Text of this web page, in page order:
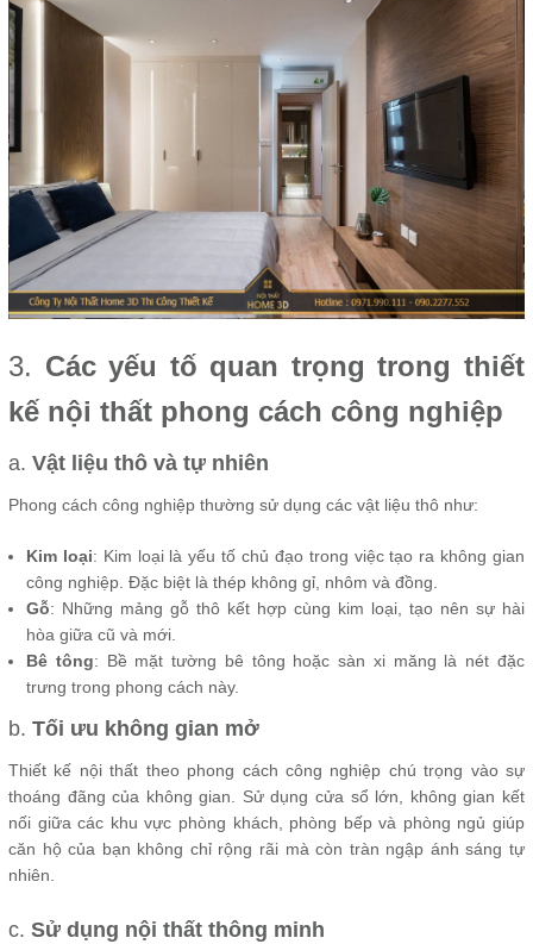
3. Các yếu tố quan trọng trong thiết
kế nội thất phong cách công nghiệp
a. Vật liệu thô và tự nhiên
Phong cách công nghiệp thường sử dụng các vật liệu thô như:
Kim loại: Kim loại là yếu tố chủ đạo trong việc tạo ra không gian
công nghiệp. Đặc biệt là thép không gỉ, nhôm và đồng.
Gỗ: Những mảng gỗ thô kết hợp cùng kim loại, tạo nên sự hài
hòa giữa cũ và mới.
Bê tông: Bề mặt tường bê tông hoặc sàn xi măng là nét đặc
trưng trong phong cách này.
b. Tối ưu không gian mở
Thiết kế nội thất theo phong cách công nghiệp chú trọng vào sự
thoáng đãng của không gian. Sử dụng cửa sổ lớn, không gian kết
nối giữa các khu vực phòng khách, phòng bếp và phòng ngủ giúp
căn hộ của bạn không chỉ rộng rãi mà còn tràn ngập ánh sáng tự
nhiên.
c. Sử dụng nội thất thông minh